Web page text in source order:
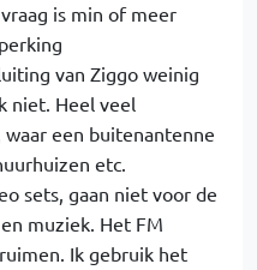
is min of meer
van Ziggo weinig
niet. Heel veel
een buitenantenne
etc.
sets, gaan niet voor de
muziek. Het FM
Ik gebruik het